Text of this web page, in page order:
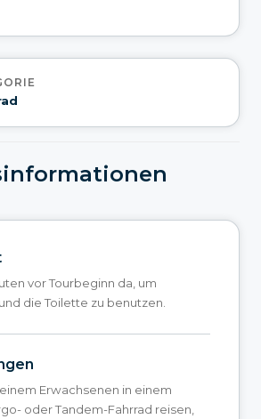
vor Tourbeginn da, um
die Toilette zu benutzen.
Erwachsenen in einem
oder Tandem-Fahrrad reisen,